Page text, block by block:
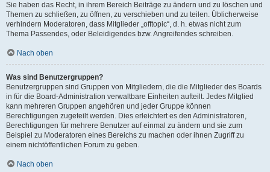
Sie haben das Recht, in ihrem Bereich Beiträge zu ändern und zu löschen und
Themen zu schließen, zu öffnen, zu verschieben und zu teilen. Üblicherweise
verhindern Moderatoren, dass Mitglieder „offtopic“, d. h. etwas nicht zum
Thema Passendes, oder Beleidigendes bzw. Angreifendes schreiben.
Nach oben
Was sind Benutzergruppen?
Benutzergruppen sind Gruppen von Mitgliedern, die die Mitglieder des Boards
in für die Board-Administration verwaltbare Einheiten aufteilt. Jedes Mitglied
kann mehreren Gruppen angehören und jeder Gruppe können
Berechtigungen zugeteilt werden. Dies erleichtert es den Administratoren,
Berechtigungen für mehrere Benutzer auf einmal zu ändern und sie zum
Beispiel zu Moderatoren eines Bereichs zu machen oder ihnen Zugriff zu
einem nichtöffentlichen Forum zu geben.
Nach oben